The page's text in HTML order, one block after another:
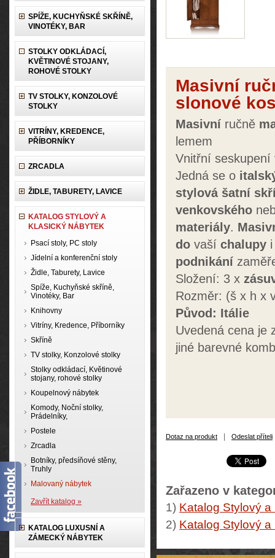
SPÍŽE, KUCHYŇSKÉ SKŘÍNĚ,
VINOTÉKY, BAR
STOLKY ODKLÁDACÍ,
KVĚTINOVÉ STOJANY,
ROHOVÉ STOLKY
TV STOLKY, KONZOLOVÉ
STOLKY
VITRÍNY, KREDENCE,
PŘÍBORNÍKY
ZRCADLA
ŽIDLE, TABURETY, LAVICE
KATALOG STYLOVÝ A
KLASICKÝ NÁBYTEK
Psací stoly, PC stoly
Jídelní a konferenční stoly
Židle, Taburety, Lavice
Spíže, Kuchyňské skříně,
Vinotéky, Bar
Knihovny
Vitríny, Kredence, Příborníky
Skříně
TV stolky, Konzolové stolky
Stolky odkládací, Květinové
stojany, rohové stolky
Koupelnový nábytek
Komody, Noční stolky,
Prádelníky,
Postele
Zrcadla
Botníky, předsíňové stěny,
Truhly
Malovaný nábytek
Zavřít katalog »
KATALOG LUXUSNÍ A
ZÁMECKÝ NÁBYTEK
Masivní
slonové
Masivní ručně
lemem
Vnitřní
Jedná se o
stylová šatní
venkovského
materiály.
do vaší chalupy
podnikání
Složení: 3 x
Rozměr: (š x h x
Původ: Itálie
Uvedená cena je
jiné barevné
Dotaz na produkt Odeslat příteli
Zařazeno v
1) Katalog Stylový
2) Katalog Stylový